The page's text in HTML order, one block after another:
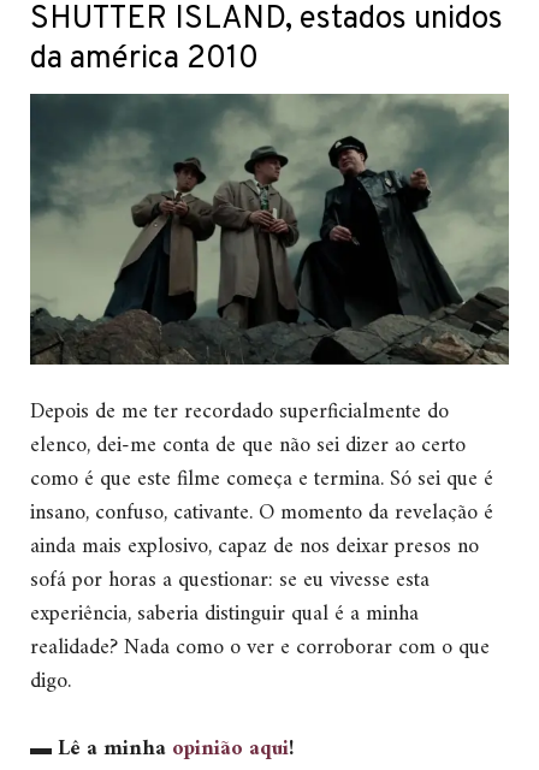
SHUTTER ISLAND, estados unidos
da américa 2010
Depois de me ter recordado superficialmente do
elenco, dei-me conta de que não sei dizer ao certo
como é que este filme começa e termina. Só sei que é
insano, confuso, cativante. O momento da revelação é
ainda mais explosivo, capaz de nos deixar presos no
sofá por horas a questionar: se eu vivesse esta
experiência, saberia distinguir qual é a minha
realidade? Nada como o ver e corroborar com o que
digo.
▬Lê a minhaopinião aqui!